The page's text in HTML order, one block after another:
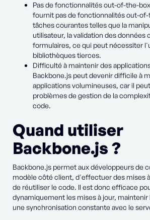
Pas de fonctionnalités out-of-the-
fournit pas de fonctionnalités out-
tâches courantes telles que la
utilisateur, la validation des données
formulaires, ce qui peut nécessiter
bibliothèques tierces.
Difficulté à maintenir des
Backbone.js peut devenir difficile à
applications volumineuses, car il
problèmes de gestion de la
code.
Quand utiliser
Backbone.js ?
Backbone.js permet aux développeurs de
modèle côté client, d'effectuer des mises
de réutiliser le code. Il est donc efficace
dynamiquement les mises à jour,
une synchronisation constante avec le